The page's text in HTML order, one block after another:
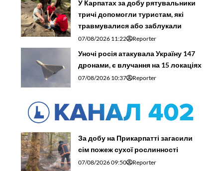
У Карпатах за добу рятувальники
тричі допомогли туристам, які
травмувалися або заблукали
07/08/2026 11:22 Reporter
Уночі росія атакувала Україну 147
дронами, є влучання на 15 локаціях
07/08/2026 10:37 Reporter
За добу на Прикарпатті загасили
сім пожеж сухої рослинності
07/08/2026 09:50 Reporter